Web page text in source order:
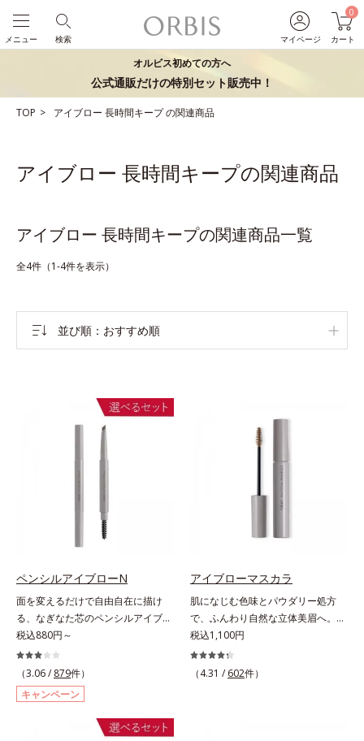
マイページ
0
カート
検索
メニュー
オルビス初めての方へ
公式通販だけの特別セット販売中！
TOP アイブロー 長時間キープの関連商品
アイブロー 長時間キープの関連商品
アイブロー 長時間キープの関連商品一覧
全4件（1-4件を表示）
並び順 おすすめ順
ペンシルアイブローN
面を変えるだけで自由自在に描け
る、なぎなた芯のペンシルアイブロ
ー。角度を変えるだけで自由自在に
描けるペンシルアイブローです。な
ぎなた芯だから、接地面を変えるだ
けで太い線から細い線まで、テクニ
ックいらずで簡単に。スムースライ
ン成分(*)配合で、毛の1本1本まで
軽やかに描けます。ペンシルの後ろ
税込880円～
（3.06 / 879件）
キャンペーン
アイブローマスカラ
肌になじむ色味とパウダリー処方
で、ふんわり自然な立体美眉へ。使
いやすさと仕上がりの美しさを追求
した眉マスカラです。日本人の肌に
自然になじむ、色調と彩度にこだわ
税込1,100円
（4.31 / 602件）